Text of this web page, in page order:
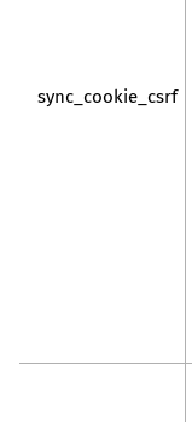
sync_cookie_csrf